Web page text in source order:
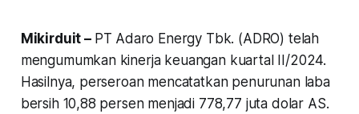
Mikirduit – PT Adaro Energy Tbk. (ADRO) telah
mengumumkan kinerja keuangan kuartal II/2024.
Hasilnya, perseroan mencatatkan penurunan laba
bersih 10,88 persen menjadi 778,77 juta dolar AS.